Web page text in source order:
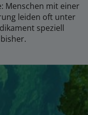
Menschen mit einer
leiden oft unter
speziell